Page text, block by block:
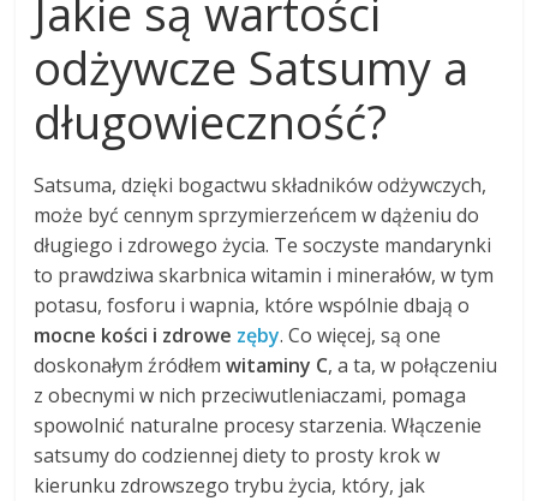
Jakie są wartości
odżywcze Satsumy a
długowieczność?
Satsuma, dzięki bogactwu składników odżywczych,
może być cennym sprzymierzeńcem w dążeniu do
długiego i zdrowego życia. Te soczyste mandarynki
to prawdziwa skarbnica witamin i minerałów, w tym
potasu, fosforu i wapnia, które wspólnie dbają o
mocne kości i zdrowe zęby. Co więcej, są one
doskonałym źródłemwitaminy C, a ta, w połączeniu
z obecnymi w nich przeciwutleniaczami, pomaga
spowolnić naturalne procesy starzenia. Włączenie
satsumy do codziennej diety to prosty krok w
kierunku zdrowszego trybu życia, który, jak